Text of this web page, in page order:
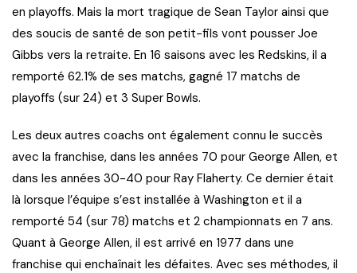
en playoffs. Mais la mort tragique de Sean Taylor ainsi que
des soucis de santé de son petit-fils vont pousser Joe
Gibbs vers la retraite. En 16 saisons avec les Redskins, il a
remporté 62.1% de ses matchs, gagné 17 matchs de
playoffs (sur 24) et 3 Super Bowls.
Les deux autres coachs ont également connu le succès
avec la franchise, dans les années 70 pour George Allen, et
dans les années 30-40 pour Ray Flaherty. Ce dernier était
là lorsque l’équipe s’est installée à Washington et il a
remporté 54 (sur 78) matchs et 2 championnats en 7 ans.
Quant à George Allen, il est arrivé en 1977 dans une
franchise qui enchaînait les défaites. Avec ses méthodes, il